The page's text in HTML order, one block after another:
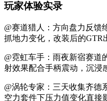
玩家体验实录
@赛道猎人：方向盘力反馈
抓地力变化，改装后的GTR
@霓虹车手：雨夜新宿赛道
射效果配合手柄震动，沉浸
@涡轮专家：三天收集齐德
空力套件下压力值变化直接